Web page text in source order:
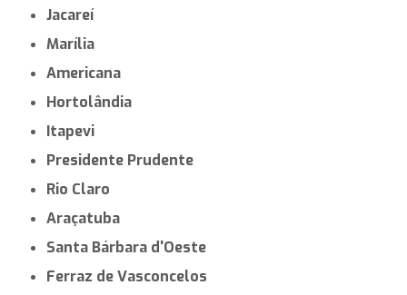
Jacareí
Marília
Americana
Hortolândia
Itapevi
Presidente Prudente
Rio Claro
Araçatuba
Santa Bárbara d'Oeste
Ferraz de Vasconcelos